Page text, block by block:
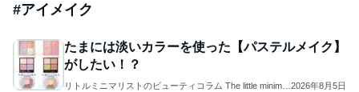
#アイメイク
たまには淡いカラーを使った【パステルメイク】
がしたい！？
リトルミニマリストのビューティコラム The little minimali 2026年8月5日